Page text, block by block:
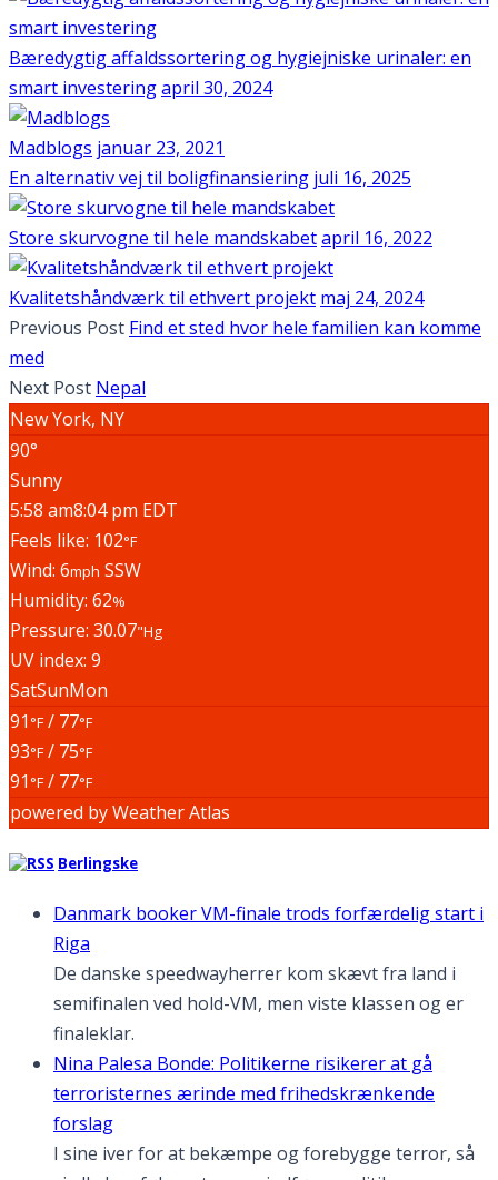
Bæredygtig affaldssortering og hygiejniske urinaler: en
smart investeringapril 30, 2024
Madblogs januar 23, 2021
En alternativ vej til boligfinansiering juli 16, 2025
Store skurvogne til hele mandskabetapril 16, 2022
Kvalitetshåndværk til ethvert projekt maj 24, 2024
Previous Post Find et sted hvor hele familien kan komme
med
Next Post Nepal
New York, NY
90°
Sunny
5:58 am8:04 pm EDT
Feels like: 102°F
Wind: 6mph SSW
Humidity: 62%
Pressure: 30.07"Hg
UV index: 9
SatSunMon
91 °F/ 77°F
93°F/ 75°F
91 °F/ 77°F
powered byWeather Atlas
Berlingske
Danmark booker VM-finale trods forfærdelig start i
Riga
De danske speedwayherrer kom skævt fra land i
semifinalen ved hold-VM, men viste klassen og er
finaleklar.
Nina Palesa Bonde: Politikerne risikerer at gå
terroristernes ærinde med frihedskrænkende
forslag
I sine iver for at bekæmpe og forebygge terror, så